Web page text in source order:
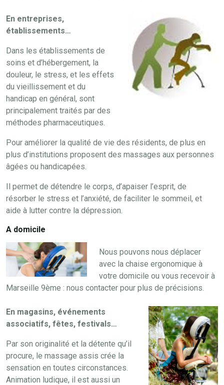
En entreprises,
établissements…
Dans les établissements de
soins et d’hébergement, la
douleur, le stress, et les effets
du vieillissement et du
handicap en général, sont
principalement traités par des
méthodes pharmaceutiques.
Pour améliorer la qualité de vie des résidents, de plus en
plus d’institutions proposent des massages aux personnes
âgées ou handicapées.
Il permet de détendre le corps, d’apaiser l’esprit, de
résorber le stress et l’anxiété, de faciliter le sommeil, et
aide à lutter contre la dépression.
A domicile
Nous pouvons nous déplacer
avec la chaise ergonomique à
votre domicile ou vous recevoir à
Marseille 9ème : nous contacter pour plus de précisions.
En magasins, événements
associatifs, fêtes, festivals…
Par son originalité et la détente qu’il
procure, le massage assis crée la
sensation en toutes circonstances.
Animation ludique, il est aussi un